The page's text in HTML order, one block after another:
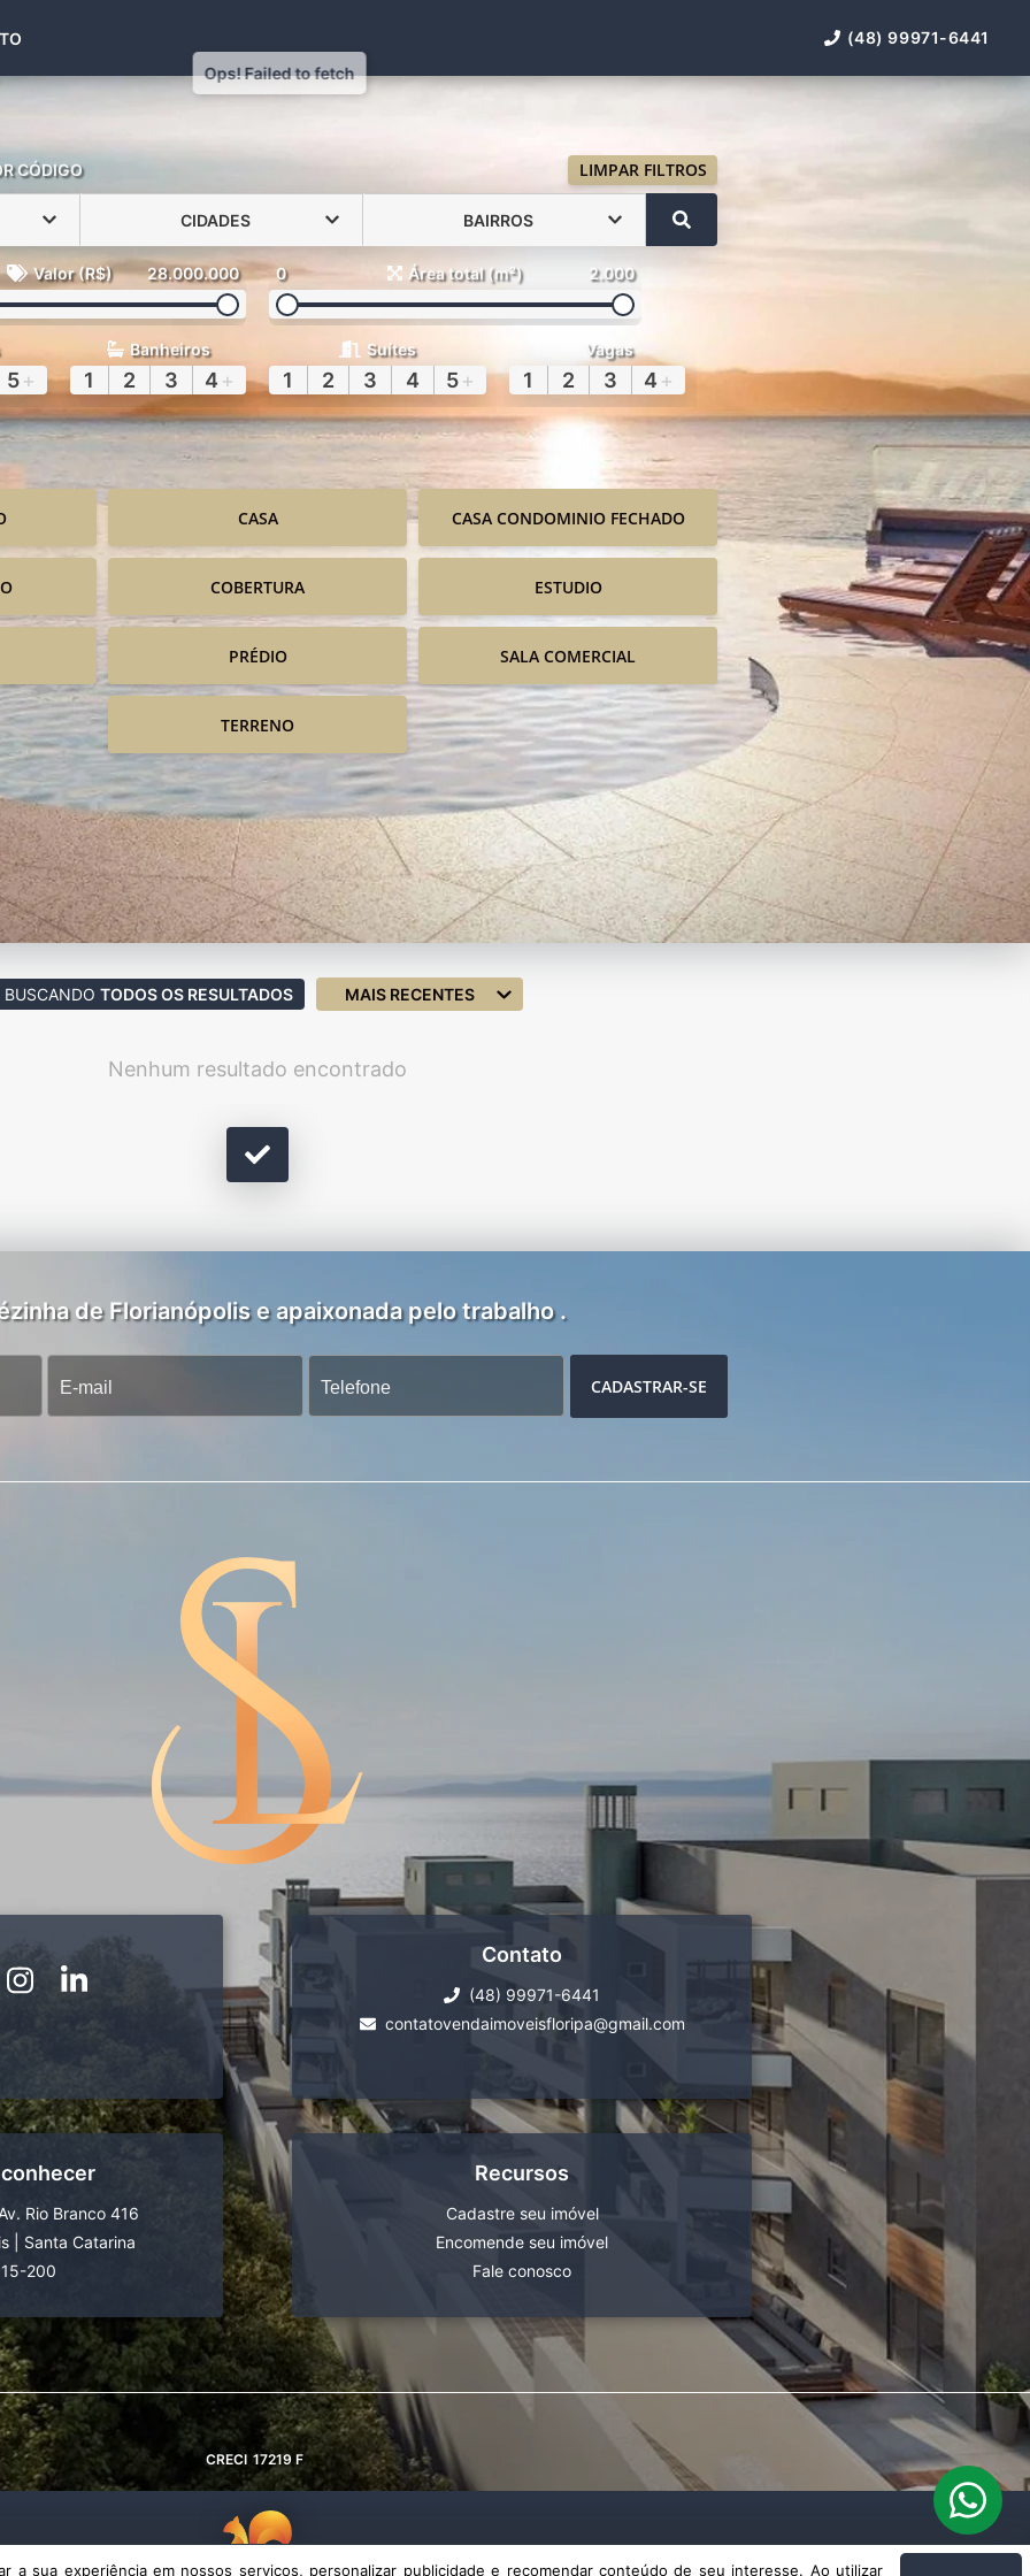
(48) 99971-6441
CÓDIGO LIMPAR FILTROS
CIDADES BAIRROS
Valor (R$) 28.000.000 0 Área total (m²) 2.000
5+
Banheiros
1 2 3 4 +
Suítes
1 2 3 4 5+
Vagas
1 2 3 4 +
CASA CASA CONDOMINIO FECHADO
COBERTURA ESTUDIO
PRÉDIO SALA COMERCIAL
TERRENO
BUSCANDO TODOS OS RESULTADOS MAIS RECENTES
Nenhum resultado encontrado
de Florianópolis e apaixonada pelo trabalho .
CADASTRAR-SE
Contato
(48) 99971-6441
contatovendaimoveisfloripa@gmail.com
Rio Branco 416
Santa Catarina
200
Recursos
Cadastre seu imóvel
Encomende seu imóvel
Fale conosco
CRECI 17219 F
a sua experiência em nossos serviços, personalizar publicidade e recomendar conteúdo de seu interesse. Ao utilizar